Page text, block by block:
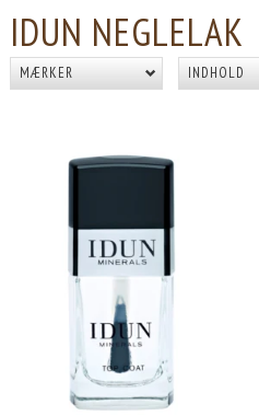
IDUN NEGLELAK
MÆRKER INDHOLD